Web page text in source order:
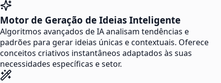
Motor de Geração de Ideias Inteligente
Algoritmos avançados de IA analisam tendências e
padrões para gerar ideias únicas e contextuais. Oferece
conceitos criativos instantâneos adaptados às suas
necessidades específicas e setor.